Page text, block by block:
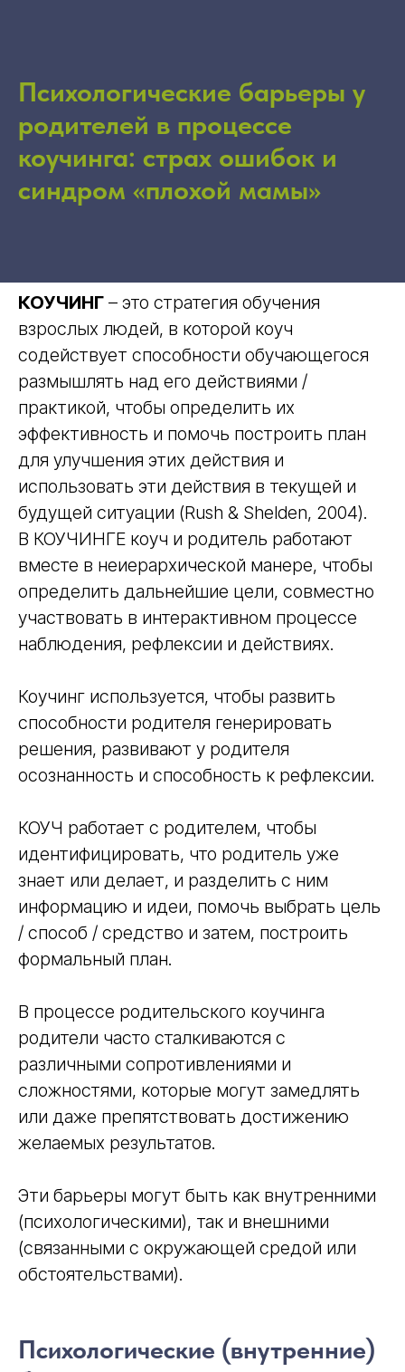
Психологические барьеры у
родителей в процессе
коучинга: страх ошибок и
синдром «плохой мамы»
КОУЧИНГ – это стратегия обучения
взрослых людей, в которой коуч
содействует способности обучающегося
размышлять над его действиями /
практикой, чтобы определить их
эффективность и помочь построить план
для улучшения этих действия и
использовать эти действия в текущей и
будущей ситуации (Rush & Shelden, 2004).
В КОУЧИНГЕ коуч и родитель работают
вместе в неиерархической манере, чтобы
определить дальнейшие цели, совместно
участвовать в интерактивном процессе
наблюдения, рефлексии и действиях.
Коучинг используется, чтобы развить
способности родителя генерировать
решения, развивают у родителя
осознанность и способность к рефлексии.
КОУЧ работает с родителем, чтобы
идентифицировать, что родитель уже
знает или делает, и разделить с ним
информацию и идеи, помочь выбрать цель
/ способ / средство и затем, построить
формальный план.
В процессе родительского коучинга
родители часто сталкиваются с
различными сопротивлениями и
сложностями, которые могут замедлять
или даже препятствовать достижению
желаемых результатов.
Эти барьеры могут быть как внутренними
(психологическими), так и внешними
(связанными с окружающей средой или
обстоятельствами).
Психологические (внутренние)